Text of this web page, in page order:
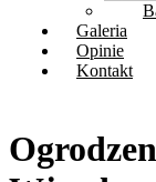
Galeria
Opinie
Kontakt